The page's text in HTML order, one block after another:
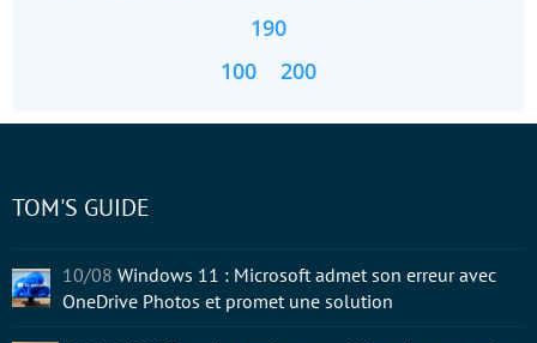
190
100
200
TOM'S GUIDE
10/08 Windows 11 : Microsoft admet son erreur avec
OneDrive Photos et promet une solution